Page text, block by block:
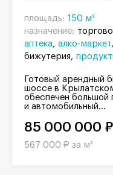
площадь: 150 м²
назначение:
аптека
алко-маркет
бижутерия
Готовый арендный
шоссе в
обеспечен большой
и автомобильный...
85 000 000 ₽
567 000 ₽ за м²